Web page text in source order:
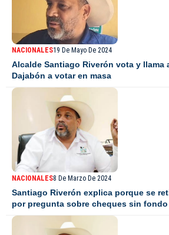
NACIONALES19 De Mayo De 2024
Alcalde Santiago Riverón vota y llama
Dajabón a votar en masa
NACIONALES8 De Marzo De 2024
Santiago Riverón explica porque se
por pregunta sobre cheques sin fondo